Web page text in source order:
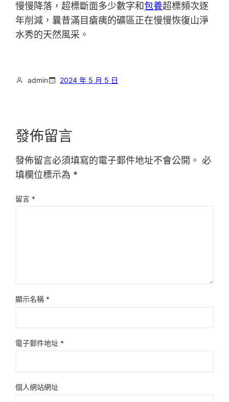
慢慢降落，超標斷面多少數字和包養超標頻次逐
年削減，曩昔滿目瘡痍的礦區正在慢慢恢復山淨
水秀的天然風采。
admin 2024 年 5 月 5 日
發佈留言
發佈留言必須填寫的電子郵件地址不會公開。 必
填欄位標示為 *
留言 *
顯示名稱 *
電子郵件地址 *
個人網站網址